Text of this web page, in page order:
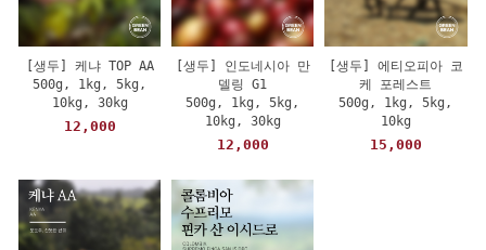
[생두] 케냐 TOP AA
500g, 1kg, 5kg,
10kg, 30kg
12,000
[생두] 인도네시아 만
델링 G1
500g, 1kg, 5kg,
10kg, 30kg
12,000
[생두] 에티오피아 코
케 포레스트
500g, 1kg, 5kg,
10kg
15,000